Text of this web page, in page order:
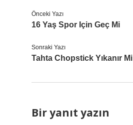
Önceki Yazı
16 Yaş Spor Için Geç Mi
Sonraki Yazı
Tahta Chopstick Yıkanır Mi
Bir yanıt yazın